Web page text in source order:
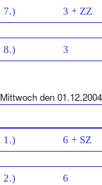
7.) 3 + ZZ
8.) 3
Mittwoch den 01.12.2004
1.) 6 + SZ
2.) 6